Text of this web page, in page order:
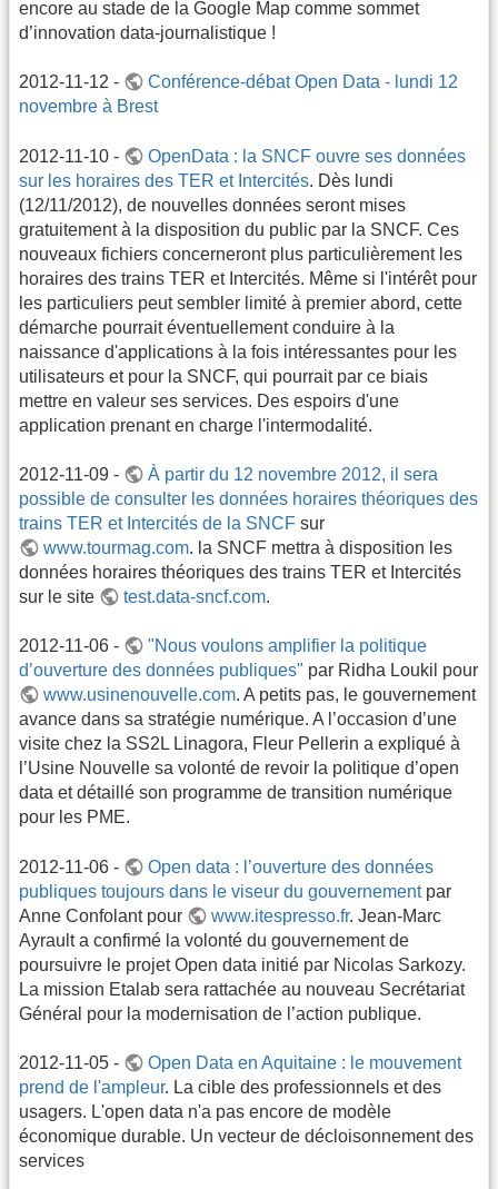
encore au stade de la Google Map comme sommet
d’innovation data-journalistique !
2012-11-12 -
Conférence-débat Open Data - lundi 12
novembre à Brest
2012-11-10 -
OpenData : la SNCF ouvre ses données
sur les horaires des TER et Intercités. Dès lundi
(12/11/2012), de nouvelles données seront mises
gratuitement à la disposition du public par la SNCF. Ces
nouveaux fichiers concerneront plus particulièrement les
horaires des trains TER et Intercités. Même si l'intérêt pour
les particuliers peut sembler limité à premier abord, cette
démarche pourrait éventuellement conduire à la
naissance d'applications à la fois intéressantes pour les
utilisateurs et pour la SNCF, qui pourrait par ce biais
mettre en valeur ses services. Des espoirs d'une
application prenant en charge l'intermodalité.
2012-11-09 -
À partir du 12 novembre 2012, il sera
possible de consulter les données horaires théoriques des
trains TER et Intercités de la SNCF sur
www.tourmag.com. la SNCF mettra à disposition les
données horaires théoriques des trains TER et Intercités
sur le site
test.data-sncf.com.
2012-11-06 -
"Nous voulons amplifier la politique
d’ouverture des données publiques" par Ridha Loukil pour
www.usinenouvelle.com. A petits pas, le gouvernement
avance dans sa stratégie numérique. A l’occasion d’une
visite chez la SS2L Linagora, Fleur Pellerin a expliqué à
l’Usine Nouvelle sa volonté de revoir la politique d’open
data et détaillé son programme de transition numérique
pour les PME.
2012-11-06 -
Open data : l’ouverture des données
publiques toujours dans le viseur du gouvernementpar
Anne Confolant pour
www.itespresso.fr. Jean-Marc
Ayrault a confirmé la volonté du gouvernement de
poursuivre le projet Open data initié par Nicolas Sarkozy.
La mission Etalab sera rattachée au nouveau Secrétariat
Général pour la modernisation de l’action publique.
2012-11-05 -
Open Data en Aquitaine : le mouvement
prend de l'ampleur. La cible des professionnels et des
usagers. L'open data n'a pas encore de modèle
économique durable. Un vecteur de décloisonnement des
services